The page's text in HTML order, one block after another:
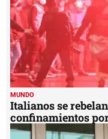
MUNDO
Italianos se
confinamientos